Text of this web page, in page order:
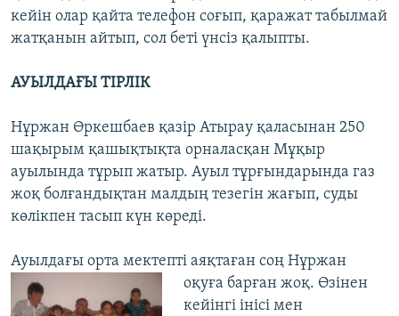
кейін олар қайта телефон соғып, қаражат табылмай
жатқанын айтып, сол беті үнсіз қалыпты.
АУЫЛДАҒЫ ТІРЛІК
Нұржан Өркешбаев қазір Атырау қаласынан 250
шақырым қашықтықта орналасқан Мұқыр
ауылында тұрып жатыр. Ауыл тұрғындарында газ
жоқ болғандықтан малдың тезегін жағып, суды
көлікпен тасып күн көреді.
Ауылдағы орта мектепті аяқтаған соң Нұржан
оқуға барған жоқ. Өзінен
кейінгі інісі мен